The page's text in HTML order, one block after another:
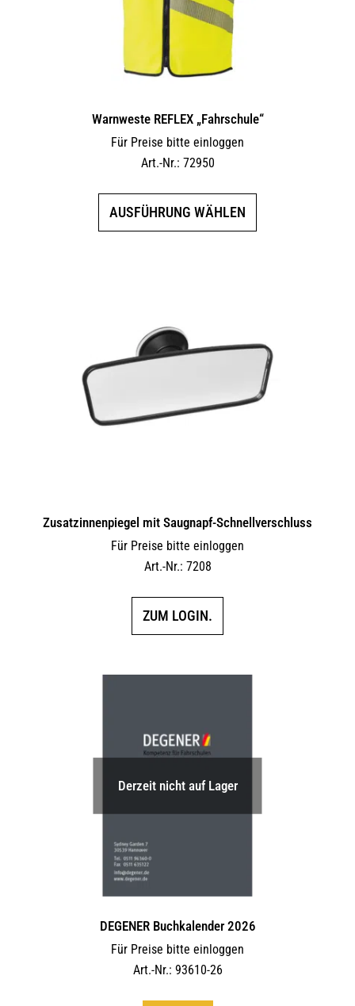
Warnweste REFLEX „Fahrschule“
Für Preise bitte einloggen
Art.-Nr.: 72950
AUSFÜHRUNG WÄHLEN
Optionen
können
auf
Zusatzinnenpiegel mit Saugnapf-Schnellverschluss
Für Preise bitte einloggen
Art.-Nr.: 7208
ZUM LOGIN.
Derzeit nicht auf Lager
DEGENER Buchkalender 2026
Für Preise bitte einloggen
Art.-Nr.: 93610-26